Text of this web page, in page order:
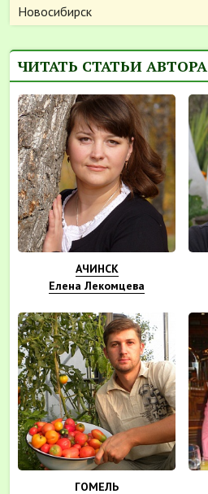
Новосибирск
ЧИТАТЬ СТАТЬИ АВТОРА
АЧИНСК
Елена Лекомцева
ГОМЕЛЬ